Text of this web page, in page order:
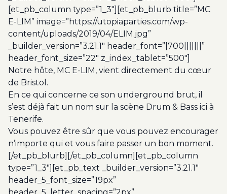
[et_pb_column type=”1_3″][et_pb_blurb title=”MC
E-LIM” image=”https://utopiaparties.com/wp-
content/uploads/2019/04/ELIM.jpg”
_builder_version=”3.21.1″ header_font=”|700|||||||”
header_font_size=”22″ z_index_tablet=”500″]
Notre hôte, MC E-LIM, vient directement du cœur
de Bristol.
En ce qui concerne ce son underground brut, il
s’est déjà fait un nom sur la scène Drum & Bass ici à
Tenerife.
Vous pouvez être sûr que vous pouvez encourager
n’importe qui et vous faire passer un bon moment.
[/et_pb_blurb][/et_pb_column][et_pb_column
type=”1_3″][et_pb_text _builder_version=”3.21.1″
header_5_font_size=”19px”